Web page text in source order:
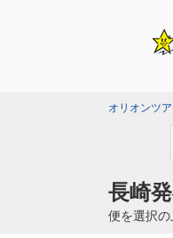
オリオンツ
長崎
便を選択